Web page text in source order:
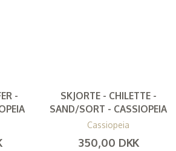
-
SKJORTE - CHILETTE -
SAND/SORT - CASSIOPEIA
Cassiopeia
350,00 DKK